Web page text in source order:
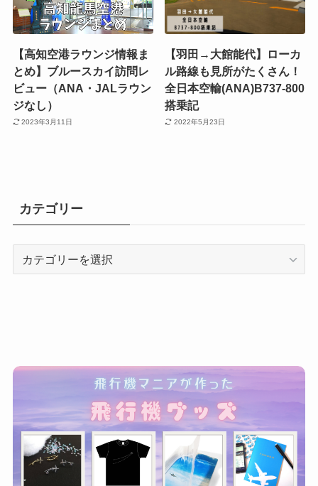
【高知空港ラウンジ情報ま
とめ】ブルースカイ訪問レ
ビュー（ANA・JALラウン
ジなし）
2023年3月11日
【羽田→大館能代】ローカ
ル路線も見所がたくさん！
全日本空輸(ANA)B737-800
搭乗記
2022年5月23日
カテゴリー